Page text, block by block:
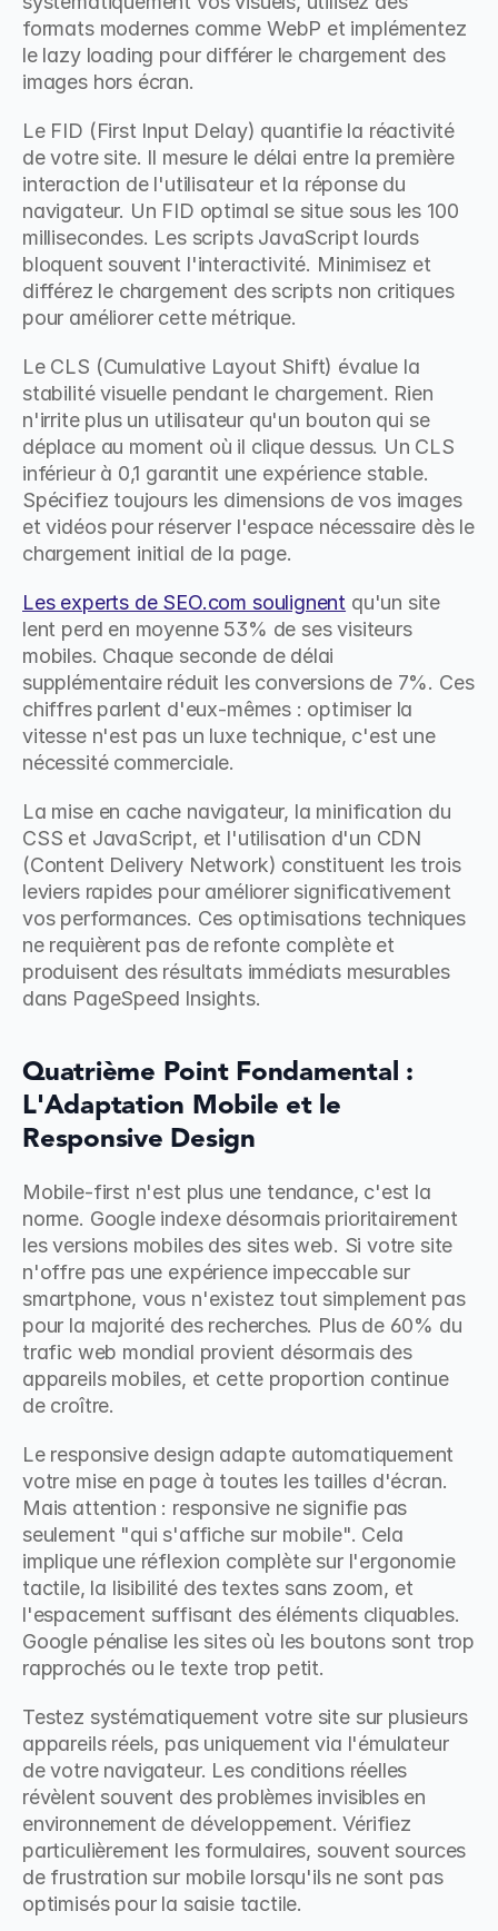
formats modernes comme WebP et implémentez
le lazy loading pour différer le chargement des
images hors écran.
Le FID (First Input Delay) quantifie la réactivité
de votre site. Il mesure le délai entre la première
interaction de l'utilisateur et la réponse du
navigateur. Un FID optimal se situe sous les 100
millisecondes. Les scripts JavaScript lourds
bloquent souvent l'interactivité. Minimisez et
différez le chargement des scripts non critiques
pour améliorer cette métrique.
Le CLS (Cumulative Layout Shift) évalue la
stabilité visuelle pendant le chargement. Rien
n'irrite plus un utilisateur qu'un bouton qui se
déplace au moment où il clique dessus. Un CLS
inférieur à 0,1 garantit une expérience stable.
Spécifiez toujours les dimensions de vos images
et vidéos pour réserver l'espace nécessaire dès le
chargement initial de la page.
Les experts de SEO.com soulignent qu'un site
lent perd en moyenne 53% de ses visiteurs
mobiles. Chaque seconde de délai
supplémentaire réduit les conversions de 7%. Ces
chiffres parlent d'eux-mêmes : optimiser la
vitesse n'est pas un luxe technique, c'est une
nécessité commerciale.
La mise en cache navigateur, la minification du
CSS et JavaScript, et l'utilisation d'un CDN
(Content Delivery Network) constituent les trois
leviers rapides pour améliorer significativement
vos performances. Ces optimisations techniques
ne requièrent pas de refonte complète et
produisent des résultats immédiats mesurables
dans PageSpeed Insights.
Quatrième Point Fondamental :
L'Adaptation Mobile et le
Responsive Design
Mobile-first n'est plus une tendance, c'est la
norme. Google indexe désormais prioritairement
les versions mobiles des sites web. Si votre site
n'offre pas une expérience impeccable sur
smartphone, vous n'existez tout simplement pas
pour la majorité des recherches. Plus de 60% du
trafic web mondial provient désormais des
appareils mobiles, et cette proportion continue
de croître.
Le responsive design adapte automatiquement
votre mise en page à toutes les tailles d'écran.
Mais attention : responsive ne signifie pas
seulement "qui s'affiche sur mobile". Cela
implique une réflexion complète sur l'ergonomie
tactile, la lisibilité des textes sans zoom, et
l'espacement suffisant des éléments cliquables.
Google pénalise les sites où les boutons sont trop
rapprochés ou le texte trop petit.
Testez systématiquement votre site sur plusieurs
appareils réels, pas uniquement via l'émulateur
de votre navigateur. Les conditions réelles
révèlent souvent des problèmes invisibles en
environnement de développement. Vérifiez
particulièrement les formulaires, souvent sources
de frustration sur mobile lorsqu'ils ne sont pas
optimisés pour la saisie tactile.